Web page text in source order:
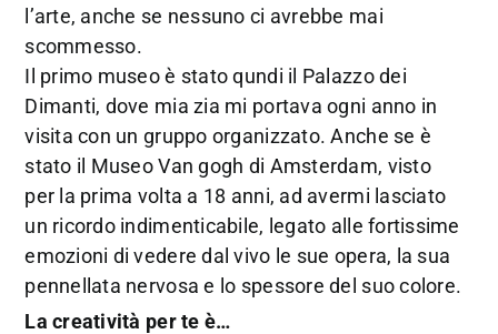
l’arte, anche se nessuno ci avrebbe mai
scommesso.
Il primo museo è stato qundi il Palazzo dei
Dimanti, dove mia zia mi portava ogni anno in
visita con un gruppo organizzato. Anche se è
stato il Museo Van gogh di Amsterdam, visto
per la prima volta a 18 anni, ad avermi lasciato
un ricordo indimenticabile, legato alle fortissime
emozioni di vedere dal vivo le sue opera, la sua
pennellata nervosa e lo spessore del suo colore.
La creatività per te è…